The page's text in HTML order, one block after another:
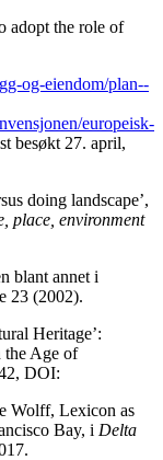
adopt the role of
og-eiendom/plan--
europeisk-
besøkt 27. april,
doing landscape’,
place, environment
blant annet i
23 (2002).
Heritage’:
the Age of
DOI:
Wolff, Lexicon as
Bay, i Delta